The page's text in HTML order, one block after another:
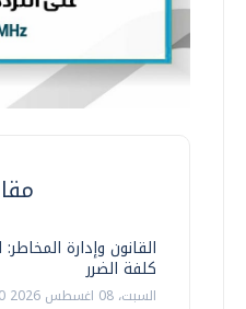
القانون وإدارة
كلفة الضرر
السبت، 08 اغسطس 2026 10:00 ص